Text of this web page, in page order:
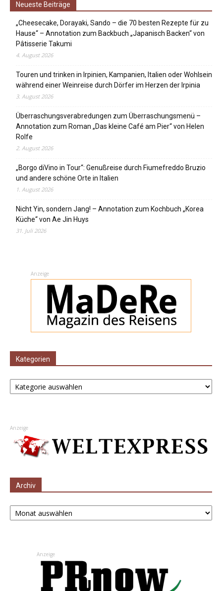
Neueste Beiträge
„Cheesecake, Dorayaki, Sando – die 70 besten Rezepte für zu
Hause“ – Annotation zum Backbuch „Japanisch Backen“ von
Pâtisserie Takumi
4. August 2026
Touren und trinken in Irpinien, Kampanien, Italien oder Wohlsein
während einer Weinreise durch Dörfer im Herzen der Irpinia
3. August 2026
Überraschungsverabredungen zum Überraschungsmenü –
Annotation zum Roman „Das kleine Café am Pier“ von Helen
Rolfe
2. August 2026
„Borgo diVino in Tour“: Genußreise durch Fiumefreddo Bruzio
und andere schöne Orte in Italien
1. August 2026
Nicht Yin, sondern Jang! – Annotation zum Kochbuch „Korea
Küche“ von Ae Jin Huys
31. Juli 2026
Anzeige
Kategorien
Kategorien
Anzeige
Archiv
Archiv
Anzeige